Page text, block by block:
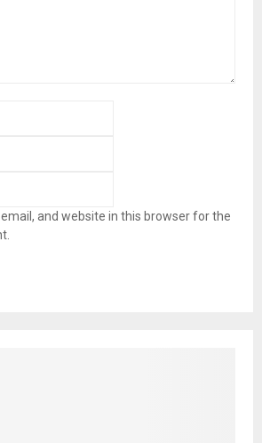
and website in this browser for the